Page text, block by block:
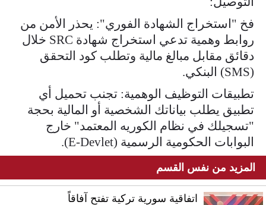
فخ "استخراج الشهادة الفوري": يحذر الأمن من
روابط وهمية تدعي استخراج شهادة SRC خلال
دقائق مقابل مبالغ مالية وتطلب كود التحقق
(SMS) البنكي.
تطبيقات التوظيف الوهمية: تجنب تحميل أي
تطبيق يطلب بياناتك الشخصية أو المالية بحجة
"تسجيلك في نظام الكوريه المعتمد" خارج
البوابات الحكومية الرسمية (E-Devlet).
المزيد من نفس القسم
اتفاقية سورية تركية تفتح آفاقاً